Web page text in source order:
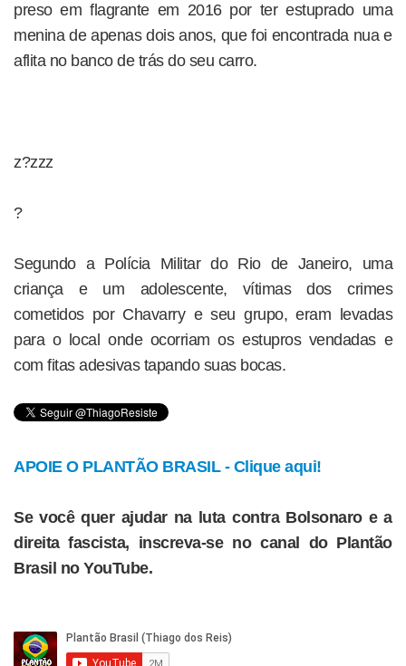
preso em flagrante em 2016 por ter estuprado uma
menina de apenas dois anos, que foi encontrada nua e
aflita no banco de trás do seu carro.
z?zzz
?
Segundo a Polícia Militar do Rio de Janeiro, uma
criança e um adolescente, vítimas dos crimes
cometidos por Chavarry e seu grupo, eram levadas
para o local onde ocorriam os estupros vendadas e
com fitas adesivas tapando suas bocas.
APOIE O PLANTÃO BRASIL - Clique aqui!
Se você quer ajudar na luta contra Bolsonaro e a
direita fascista, inscreva-se no canal do Plantão
Brasil no YouTube.